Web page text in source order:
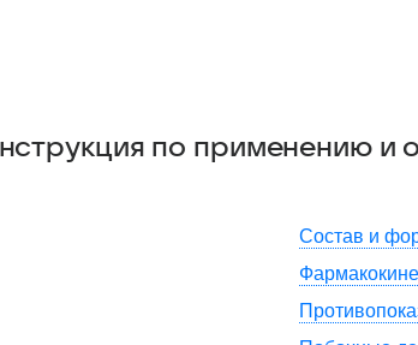
по применению и
Состав и